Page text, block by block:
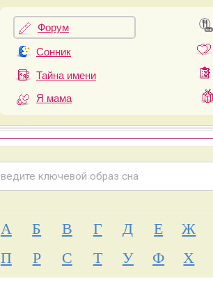
Форум
Сонник
Тайна имени
Я мама
А Б В Г Д Е Ж
П
Р С Т У Ф Х